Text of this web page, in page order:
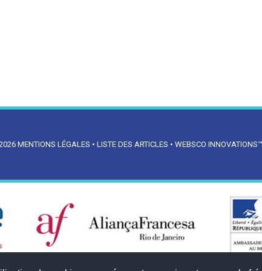
MENTIONS LÉGALES • LISTE DES ARTICLES • WEBSCO INNOVATIONS™